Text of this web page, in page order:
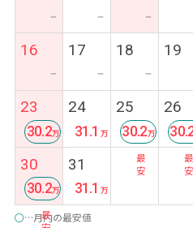
ー ー ー
16
ー
17
ー
18
ー
19
23
30.2
24
31.1
25
最
安
30.2
26
最
安
30
最
30.2
31
31.1
○…月内の最安値